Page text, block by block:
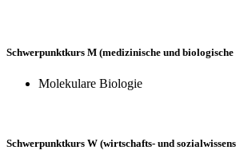
Schwerpunktkurs M (medizinische und biologische
Molekulare Biologie
Schwerpunktkurs W (wirtschafts- und